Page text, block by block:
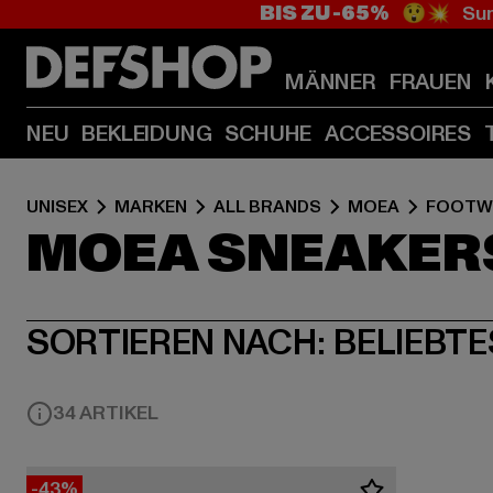
BIS ZU -65% 😲💥
MÄNNER FRAUEN
NEU BEKLEIDUNG SCHUHE ACCESSOIRES
UNISEX MARKEN ALL BRANDS MOEA
MOEA
SORTIEREN NACH:
34 ARTIKEL